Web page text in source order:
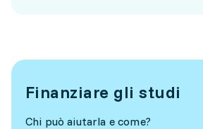
Finanziare gli studi
Chi può aiutarla e come?